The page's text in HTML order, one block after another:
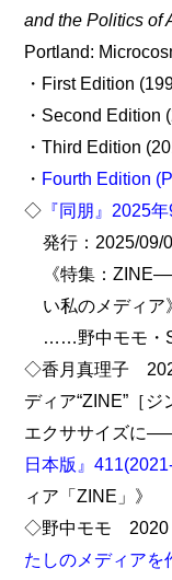
and the Politics of
Portland:
・First Edition
・Second Edition
・Third Edition
・ Fourth Edition
◇ 『同朋』2025
発行：2025/
《特集：
い私のメディア》
……野中モモ・
◇香月真理子
ディア“ZINE”［
エクササイズに
日本版』
ィア「ZINE」》
◇野中モモ
たしのメディアを